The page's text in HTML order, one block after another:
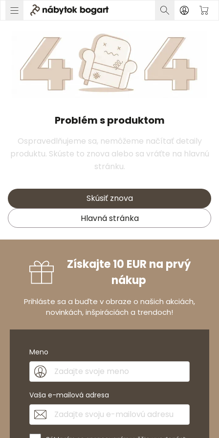
Problém s produktom
Ospravedlňujeme sa, nemôžeme načítať detaily
produktu. Skúste to znova alebo sa vráťte na hlavnú
stránku.
Skúsiť znova
Hlavná stránka
Získajte 10 EUR na prvý
nákup
Prihláste sa a buďte v obraze o našich akciách,
novinkách, inšpiráciách a trendoch!
Meno
Vaša e-mailová adresa